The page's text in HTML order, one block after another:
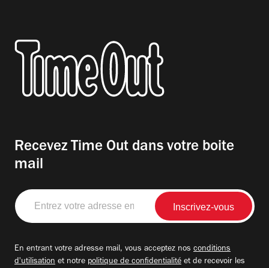
Recevez Time Out dans votre boite
mail
Entrez
votre
adresse
En entrant votre adresse mail, vous acceptez nos conditions
d'utilisation et notre politique de confidentialité et de recevoir les